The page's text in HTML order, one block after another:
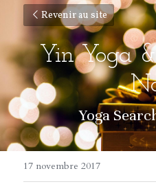
Revenir au site
Yin Yoga
Yoga
17 novembre 2017